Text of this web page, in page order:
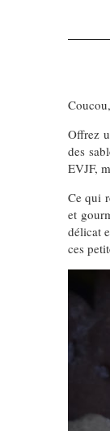
Coucou,
Offrez
des
EVJF,
Ce qui
et
délicat
ces